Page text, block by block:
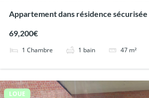
Appartement dans résidence sécurisée
69,200€
1 Chambre 1 bain 47 m²
LOUE